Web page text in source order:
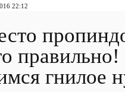
22:12
гнилое